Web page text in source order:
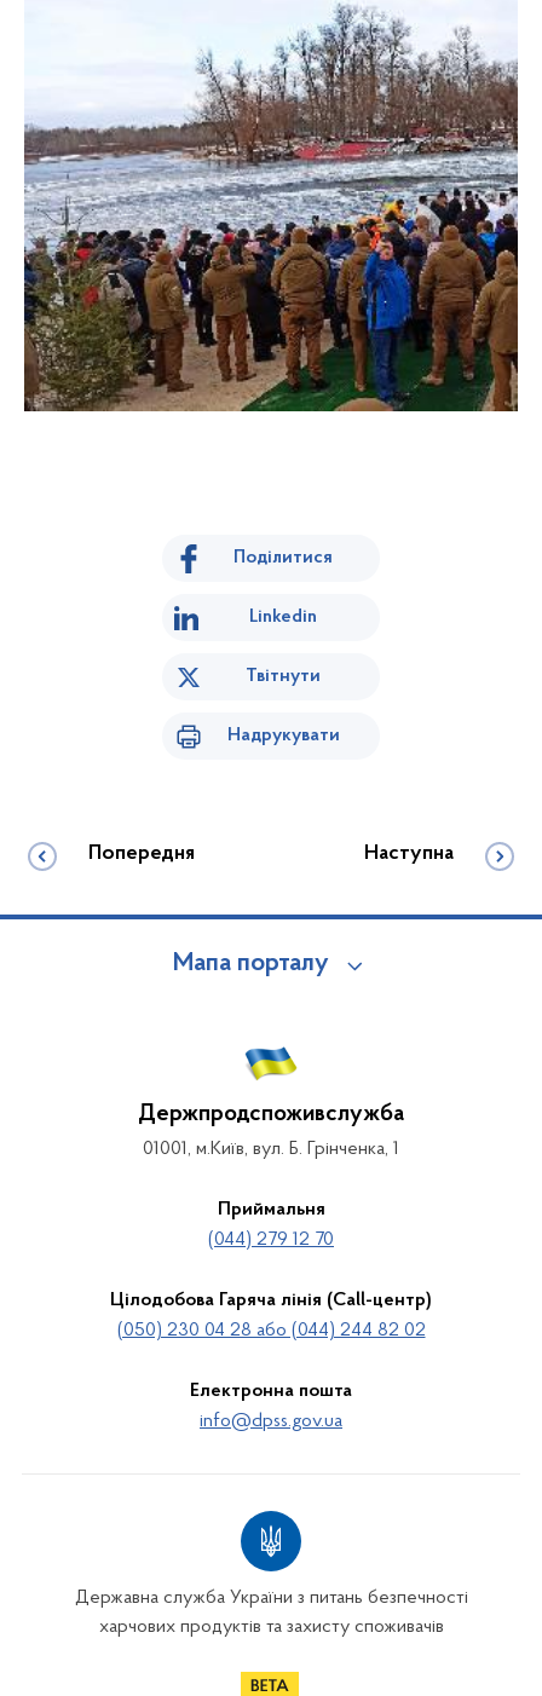
Поділитися
Linkedin
Твітнути
Надрукувати
Попередня Наступна
Мапа порталу
Держпродспоживслужба
01001, м.Київ, вул. Б. Грінченка, 1
Приймальня
(044) 279 12 70
Цілодобова Гаряча лінія (Call-центр)
(050) 230 04 28 або (044) 244 82 02
Електронна пошта
info@dpss.gov.ua
Державна служба України з питань безпечності
харчових продуктів та захисту споживачів